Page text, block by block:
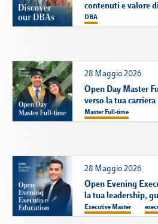
contenuti e valore
DBA
28 Maggio 2026
Open Day Master
verso la tua carriera
Master Full-time
28 Maggio 2026
Open Evening
la tua leadership,
Executive Master